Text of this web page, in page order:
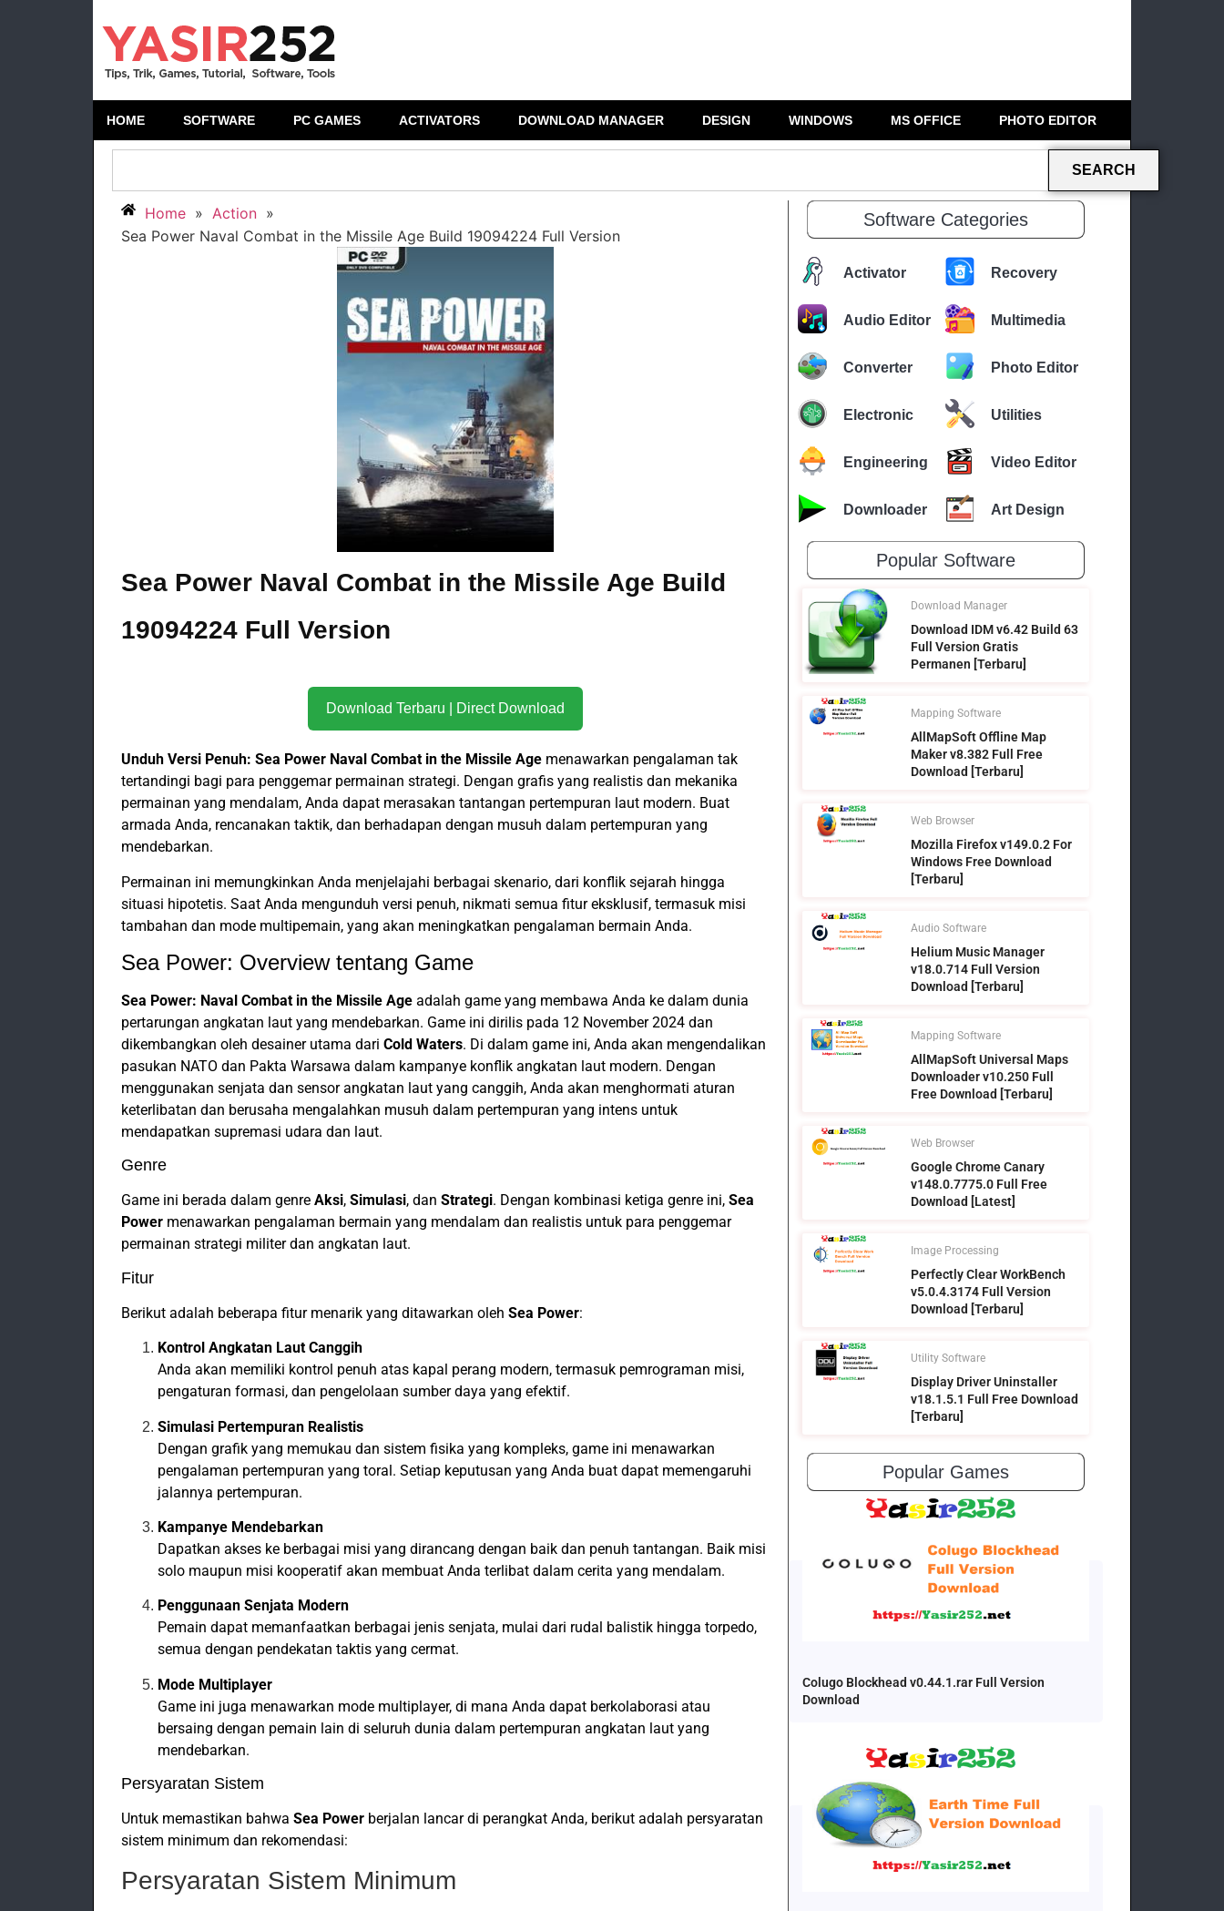
HOME SOFTWARE PC GAMES ACTIVATORS DOWNLOAD MANAGER DESIGN WINDOWS MS OFFICE PHOTO EDITOR
SEARCH
Home » Action »
Sea Power Naval Combat in the Missile Age Build 19094224 Full Version
Sea Power Naval Combat in the Missile Age Build
19094224 Full Version
Download Terbaru | Direct Download
Unduh Versi Penuh: Sea Power Naval Combat in the Missile Age menawarkan pengalaman tak
tertandingi bagi para penggemar permainan strategi. Dengan grafis yang realistis dan mekanika
permainan yang mendalam, Anda dapat merasakan tantangan pertempuran laut modern. Buat
armada Anda, rencanakan taktik, dan berhadapan dengan musuh dalam pertempuran yang
mendebarkan.
Permainan ini memungkinkan Anda menjelajahi berbagai skenario, dari konflik sejarah hingga
situasi hipotetis. Saat Anda mengunduh versi penuh, nikmati semua fitur eksklusif, termasuk misi
tambahan dan mode multipemain, yang akan meningkatkan pengalaman bermain Anda.
Sea Power: Overview tentang Game
Sea Power: Naval Combat in the Missile Age adalah game yang membawa Anda ke dalam dunia
pertarungan angkatan laut yang mendebarkan. Game ini dirilis pada 12 November 2024 dan
dikembangkan oleh desainer utama dari Cold Waters. Di dalam game ini, Anda akan mengendalikan
pasukan NATO dan Pakta Warsawa dalam kampanye konflik angkatan laut modern. Dengan
menggunakan senjata dan sensor angkatan laut yang canggih, Anda akan menghormati aturan
keterlibatan dan berusaha mengalahkan musuh dalam pertempuran yang intens untuk
mendapatkan supremasi udara dan laut.
Genre
Game ini berada dalam genre Aksi, Simulasi, dan Strategi. Dengan kombinasi ketiga genre ini, Sea
Power menawarkan pengalaman bermain yang mendalam dan realistis untuk para penggemar
permainan strategi militer dan angkatan laut.
Fitur
Berikut adalah beberapa fitur menarik yang ditawarkan oleh Sea Power:
Kontrol Angkatan Laut Canggih
Anda akan memiliki kontrol penuh atas kapal perang modern, termasuk pemrograman misi,
pengaturan formasi, dan pengelolaan sumber daya yang efektif.
Simulasi Pertempuran Realistis
Dengan grafik yang memukau dan sistem fisika yang kompleks, game ini menawarkan
pengalaman pertempuran yang toral. Setiap keputusan yang Anda buat dapat memengaruhi
jalannya pertempuran.
Kampanye Mendebarkan
Dapatkan akses ke berbagai misi yang dirancang dengan baik dan penuh tantangan. Baik misi
solo maupun misi kooperatif akan membuat Anda terlibat dalam cerita yang mendalam.
Penggunaan Senjata Modern
Pemain dapat memanfaatkan berbagai jenis senjata, mulai dari rudal balistik hingga torpedo,
semua dengan pendekatan taktis yang cermat.
Mode Multiplayer
Game ini juga menawarkan mode multiplayer, di mana Anda dapat berkolaborasi atau
bersaing dengan pemain lain di seluruh dunia dalam pertempuran angkatan laut yang
mendebarkan.
Persyaratan Sistem
Untuk memastikan bahwa Sea Power berjalan lancar di perangkat Anda, berikut adalah persyaratan
sistem minimum dan rekomendasi:
Persyaratan Sistem Minimum
Software Categories
Activator Recovery
Audio Editor Multimedia
Converter Photo Editor
Electronic Utilities
Engineering Video Editor
Downloader Art Design
Popular Software
Download Manager
Download IDM v6.42 Build 63
Full Version Gratis
Permanen [Terbaru]
Mapping Software
AllMapSoft Offline Map
Maker v8.382 Full Free
Download [Terbaru]
Web Browser
Mozilla Firefox v149.0.2 For
Windows Free Download
[Terbaru]
Audio Software
Helium Music Manager
v18.0.714 Full Version
Download [Terbaru]
Mapping Software
AllMapSoft Universal Maps
Downloader v10.250 Full
Free Download [Terbaru]
Web Browser
Google Chrome Canary
v148.0.7775.0 Full Free
Download [Latest]
Image Processing
Perfectly Clear WorkBench
v5.0.4.3174 Full Version
Download [Terbaru]
Utility Software
Display Driver Uninstaller
v18.1.5.1 Full Free Download
[Terbaru]
Popular Games
Colugo Blockhead v0.44.1.rar Full Version
Download